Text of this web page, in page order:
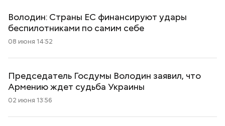
Володин: Страны ЕС финансируют удары
беспилотниками по самим себе
08 июня 14:52
Председатель Госдумы Володин заявил, что
Армению ждет судьба Украины
02 июня 13:56